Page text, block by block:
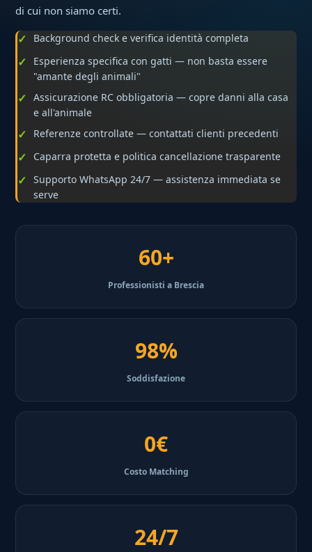
di cui non siamo certi.
Background check e verifica identità completa
Esperienza specifica con gatti — non basta essere
"amante degli animali"
Assicurazione RC obbligatoria — copre danni alla casa
e all'animale
Referenze controllate — contattati clienti precedenti
Caparra protetta e politica cancellazione trasparente
Supporto WhatsApp 24/7 — assistenza immediata se
serve
60+
Professionisti a Brescia
98%
Soddisfazione
0€
Costo Matching
24/7